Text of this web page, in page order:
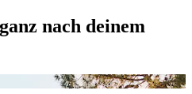
nach deinem